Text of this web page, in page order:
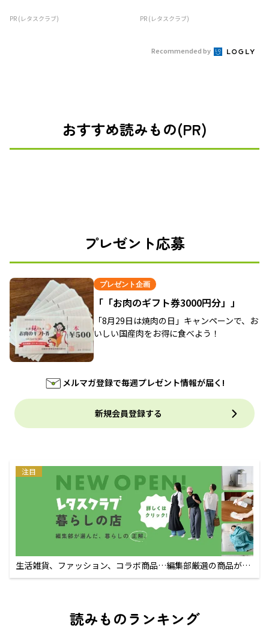
PR (レタスクラブ) PR (レタスクラブ)
Recommended by
おすすめ読みもの(PR)
プレゼント応募
プレゼント企画
「「お肉のギフト券3000円分」」
「8月29日は焼肉の日」キャンペーンで、お
いしい国産肉をお得に食べよう！
メルマガ登録で毎週プレゼント情報が届く!
新規会員登録する
注目
生活雑貨、ファッション、コラボ商品…編集部厳選の商品が買
えるECサイト
読みものランキング